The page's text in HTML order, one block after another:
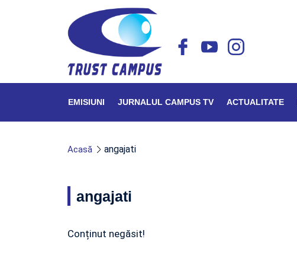
EMISIUNI JURNALUL CAMPUS TV ACTUALITATE
Acasă angajati
angajati
Conținut negăsit!